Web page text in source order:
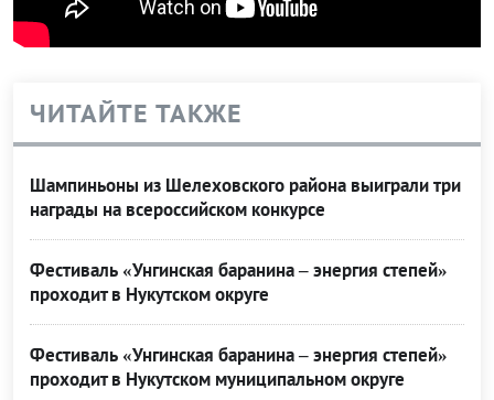
ЧИТАЙТЕ ТАКЖЕ
Шампиньоны из Шелеховского района выиграли три
награды на всероссийском конкурсе
Фестиваль «Унгинская баранина – энергия степей»
проходит в Нукутском округе
Фестиваль «Унгинская баранина – энергия степей»
проходит в Нукутском муниципальном округе